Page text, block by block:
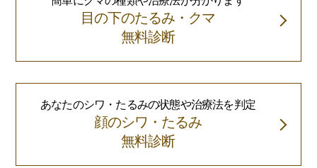
目の下のたるみ・クマ
無料診断
あなたのシワ・たるみの状態や治療法を判定
顔のシワ・たるみ
無料診断